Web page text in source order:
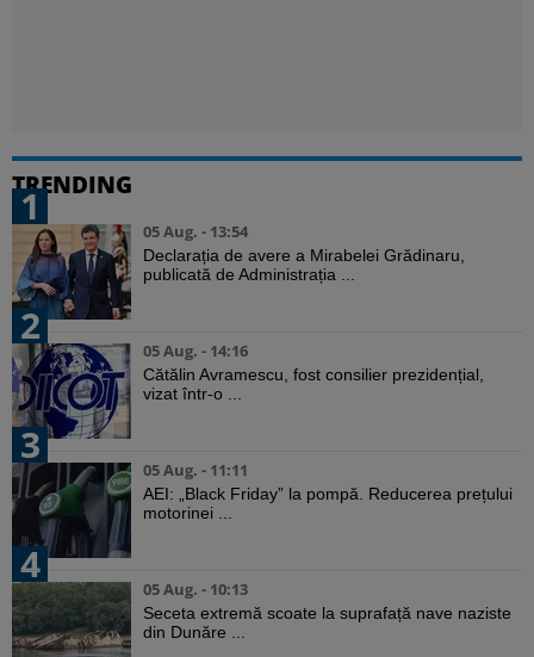
TRENDING
1
05 Aug. - 13:54
Declarația de avere a Mirabelei Grădinaru,
publicată de Administrația ...
2
05 Aug. - 14:16
Cătălin Avramescu, fost consilier prezidențial,
vizat într-o ...
3
05 Aug. - 11:11
AEI: „Black Friday” la pompă. Reducerea prețului
motorinei ...
4
05 Aug. - 10:13
Seceta extremă scoate la suprafață nave naziste
din Dunăre ...